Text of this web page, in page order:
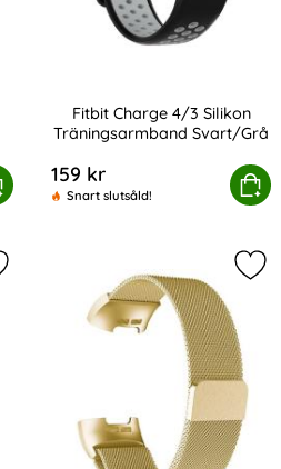
Svart/Fluorescent
Fitbit Charge 4/3 Silikon
Träningsarmband Svart/Grå
159 kr
Snart slutsåld!
Köp
Fitbit Charge 4/3 Silikon
fitbit Charge 4/3 Silikon